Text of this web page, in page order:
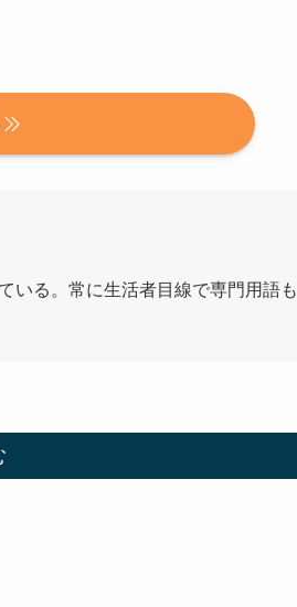
いる。常に生活者目線で専門用語も